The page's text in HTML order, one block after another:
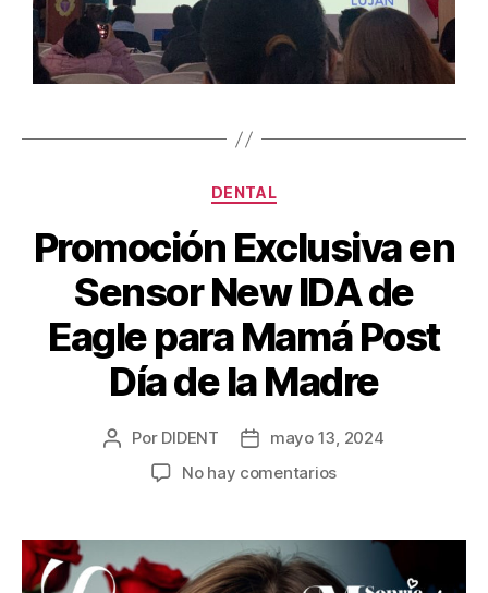
DENTAL
Promoción Exclusiva en
Sensor New IDA de
Eagle para Mamá Post
Día de la Madre
Por DIDENT
mayo 13, 2024
No hay comentarios